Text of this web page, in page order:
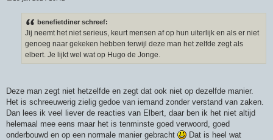
benefietdiner schreef:
Jij neemt het niet serieus, keurt mensen af op hun uiterlijk en als er niet
genoeg naar gekeken hebben terwijl deze man het zelfde zegt als
elbert. Je lijkt wel wat op Hugo de Jonge.
Deze man zegt niet hetzelfde en zegt dat ook niet op dezelfde manier.
Het is schreeuwerig zielig gedoe van iemand zonder verstand van zaken.
Dan lees ik veel liever de reacties van Elbert, daar ben ik het niet altijd
helemaal mee eens maar het is tenminste goed verwoord, goed
onderbouwd en op een normale manier gebracht
Dat is heel wat